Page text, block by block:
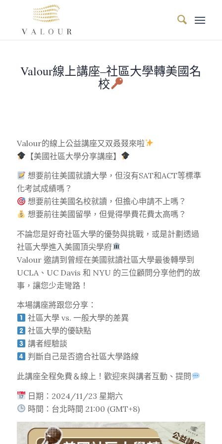
Valour線上講座–社區大學轉美國名
校
Valour的線上公益講座又双叒叕來啦
【美國社區大學分享講座】
想要前往美國就讀大學，但沒有SAT和ACT等標準
化考試成績嗎？
想要前往美國名校就讀，但擔心申請不上嗎？
想要前往美國留學，但覺得學費花費太高嗎？
不論您是好奇社區大學的優勢與挑戰，或是計劃透過
社區大學進入美國頂尖學府
Valour 邀請到曾經在美國就讀社區大學最後轉學到
UCLA、UC Davis 和 NYU 的三位顧問分享他們的故
事，讓您少走彎路！
本場講座將跟您分享：
社區大學 vs. 一般大學的差異
社區大學的優缺點
講者經驗談
判斷自己是否適合社區大學路線
此講座全程免費＆線上！歡迎來與講者互動、提問
日期：2024/11/23 星期六
時間：台北時間 21:00 (GMT+8)